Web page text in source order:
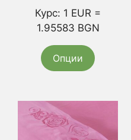
Курс: 1 EUR =
1.95583 BGN
Опции
product
page